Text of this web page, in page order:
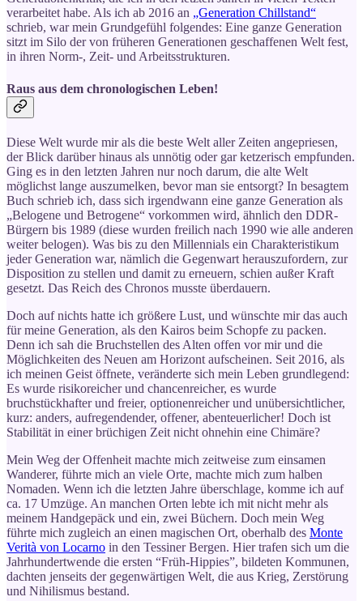
verarbeitet habe. Als ich ab 2016 an „Generation Chillstand“
schrieb, war mein Grundgefühl folgendes: Eine ganze Generation
sitzt im Silo der von früheren Generationen geschaffenen Welt fest,
in ihren Norm-, Zeit- und Arbeitsstrukturen.
Raus aus dem chronologischen Leben!
Diese Welt wurde mir als die beste Welt aller Zeiten angepriesen,
der Blick darüber hinaus als unnötig oder gar ketzerisch empfunden.
Ging es in den letzten Jahren nur noch darum, die alte Welt
möglichst lange auszumelken, bevor man sie entsorgt? In besagtem
Buch schrieb ich, dass sich irgendwann eine ganze Generation als
„Belogene und Betrogene“ vorkommen wird, ähnlich den DDR-
Bürgern bis 1989 (diese wurden freilich nach 1990 wie alle anderen
weiter belogen). Was bis zu den Millennials ein Charakteristikum
jeder Generation war, nämlich die Gegenwart herauszufordern, zur
Disposition zu stellen und damit zu erneuern, schien außer Kraft
gesetzt. Das Reich des Chronos musste überdauern.
Doch auf nichts hatte ich größere Lust, und wünschte mir das auch
für meine Generation, als den Kairos beim Schopfe zu packen.
Denn ich sah die Bruchstellen des Alten offen vor mir und die
Möglichkeiten des Neuen am Horizont aufscheinen. Seit 2016, als
ich meinen Geist öffnete, veränderte sich mein Leben grundlegend:
Es wurde risikoreicher und chancenreicher, es wurde
bruchstückhafter und freier, optionenreicher und unübersichtlicher,
kurz: anders, aufregendender, offener, abenteuerlicher! Doch ist
Stabilität in einer brüchigen Zeit nicht ohnehin eine Chimäre?
Mein Weg der Offenheit machte mich zeitweise zum einsamen
Wanderer, führte mich an viele Orte, machte mich zum halben
Nomaden. Wenn ich die letzten Jahre überschlage, komme ich auf
ca. 17 Umzüge. An manchen Orten lebte ich mit nicht mehr als
meinem Handgepäck und ein, zwei Büchern. Doch mein Weg
führte mich zugleich an einen magischen Ort, oberhalb des Monte
Verità von Locarno in den Tessiner Bergen. Hier trafen sich um die
Jahrhundertwende die ersten “Früh-Hippies”, bildeten Kommunen,
dachten jenseits der gegenwärtigen Welt, die aus Krieg, Zerstörung
und Nihilismus bestand.